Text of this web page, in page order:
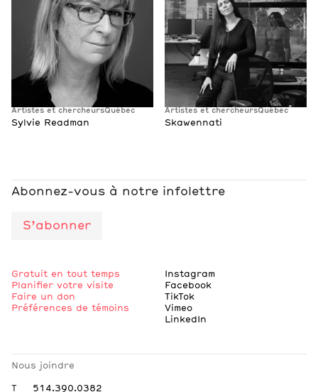
Artistes et chercheursQuébec
Sylvie Readman
Artistes et chercheursQuébec
Skawennati
Abonnez-vous à notre infolettre
S’abonner
Gratuit en tout temps
Planifier votre visite
Faire un don
Préférences de témoins
Instagram
Facebook
TikTok
Vimeo
LinkedIn
Nous joindre
514.390.0382